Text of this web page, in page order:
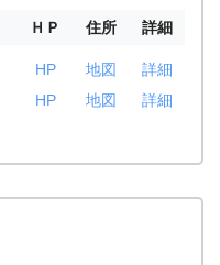
ＨＰ 住所 詳細
HP 地図
詳細
HP 地図 詳細